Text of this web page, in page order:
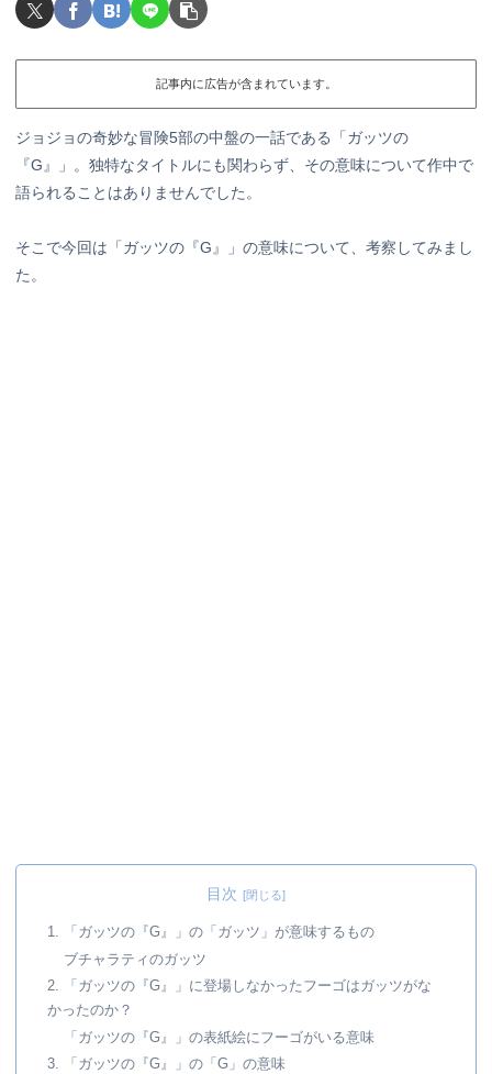
記事内に広告が含まれています。
ジョジョの奇妙な冒険5部の中盤の一話である「ガッツの
『G』」。独特なタイトルにも関わらず、その意味について作中で
語られることはありませんでした。
そこで今回は「ガッツの『G』」の意味について、考察してみまし
た。
目次
1. 「ガッツの『G』」の「ガッツ」が意味するもの
ブチャラティのガッツ
2. 「ガッツの『G』」に登場しなかったフーゴはガッツがな
かったのか？
「ガッツの『G』」の表紙絵にフーゴがいる意味
3. 「ガッツの『G』」の「G」の意味